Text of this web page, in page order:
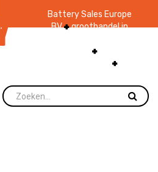
Battery Sales Europe
BV groothandel in
zaklampen Ruim 48
jaar ervaring
voorraad.